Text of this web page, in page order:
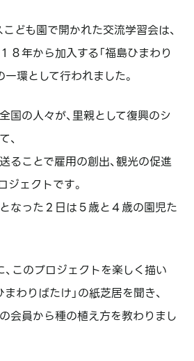
こども園で開かれた交流学習会は、
８年から加入する「福島ひまわり
環として行われました。
国の人々が、里親として復興のシ
、
ることで雇用の創出、観光の促進
ジェクトです。
なった２日は５歳と４歳の園児た
、このプロジェクトを楽しく描い
わりばたけ」の紙芝居を聞き、
の会員から種の植え方を教わりまし